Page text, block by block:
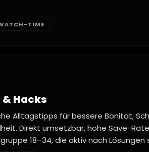
TIME
& Hacks
Alltagstipps für bessere Bonität,
Direkt umsetzbar, hohe Save-
18–34, die aktiv nach Lösungen